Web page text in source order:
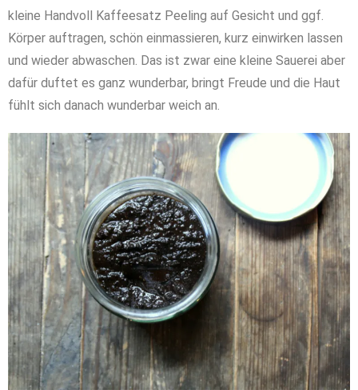
kleine Handvoll Kaffeesatz Peeling auf Gesicht und ggf.
Körper auftragen, schön einmassieren, kurz einwirken lassen
und wieder abwaschen. Das ist zwar eine kleine Sauerei aber
dafür duftet es ganz wunderbar, bringt Freude und die Haut
fühlt sich danach wunderbar weich an.